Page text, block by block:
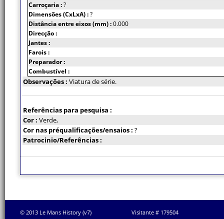
Carroçaria :?
Dimensões (CxLxA) :?
Distância entre eixos (mm) :0.000
Direcção :
Jantes :
Farois :
Preparador :
Combustível :
Observações : Viatura de série.
Referências para pesquisa :
Cor : Verde,
Cor nas préqualificações/ensaios : ?
Patrocinio/Referências :
© 2013 Le Mans History (v7) Visitante # 179504